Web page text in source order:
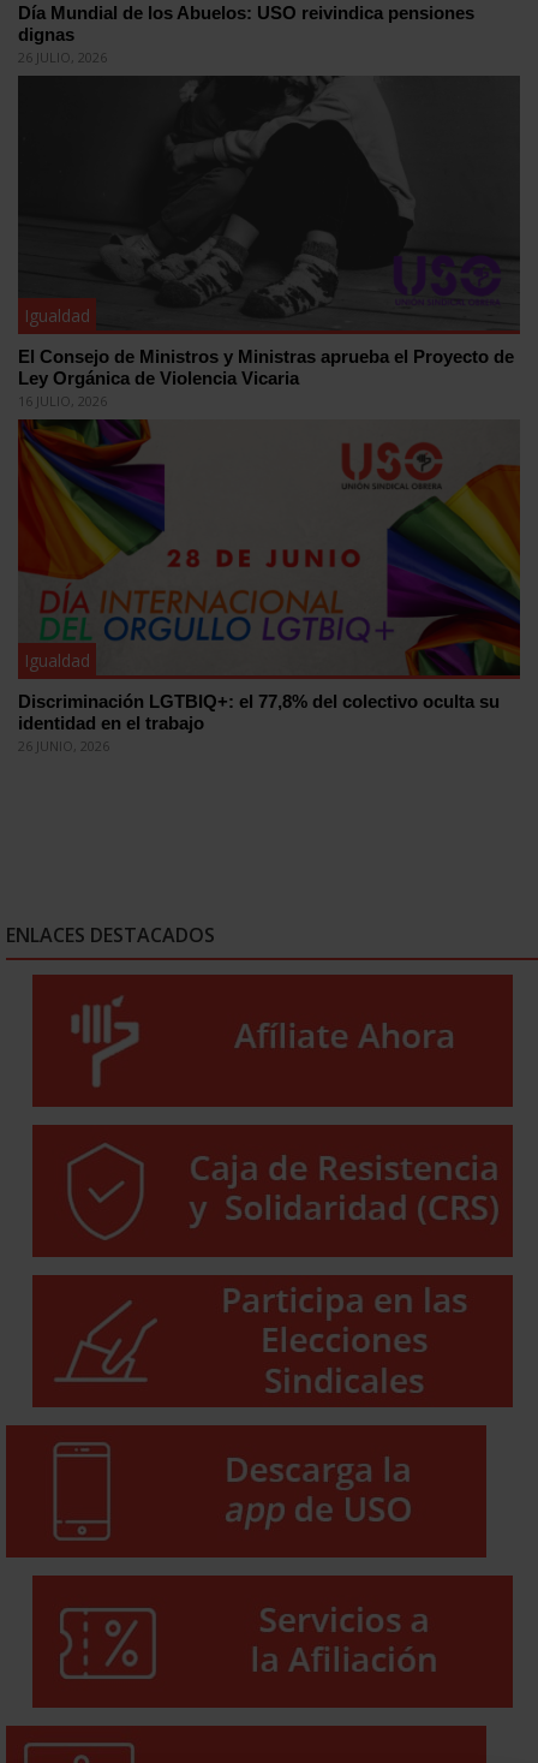
Día Mundial de los Abuelos: USO reivindica pensiones
dignas
26 JULIO, 2026
Igualdad
El Consejo de Ministros y Ministras aprueba el Proyecto de
Ley Orgánica de Violencia Vicaria
16 JULIO, 2026
Igualdad
Discriminación LGTBIQ+: el 77,8% del colectivo oculta su
identidad en el trabajo
26 JUNIO, 2026
ENLACES DESTACADOS